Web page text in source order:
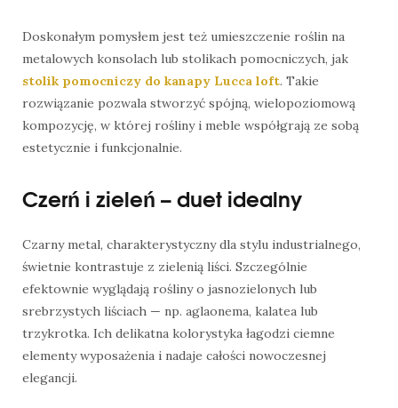
Doskonałym pomysłem jest też umieszczenie roślin na
metalowych konsolach lub stolikach pomocniczych, jak
stolik pomocniczy do kanapy Lucca loft. Takie
rozwiązanie pozwala stworzyć spójną, wielopoziomową
kompozycję, w której rośliny i meble współgrają ze sobą
estetycznie i funkcjonalnie.
Czerń i zieleń – duet idealny
Czarny metal, charakterystyczny dla stylu industrialnego,
świetnie kontrastuje z zielenią liści. Szczególnie
efektownie wyglądają rośliny o jasnozielonych lub
srebrzystych liściach — np. aglaonema, kalatea lub
trzykrotka. Ich delikatna kolorystyka łagodzi ciemne
elementy wyposażenia i nadaje całości nowoczesnej
elegancji.